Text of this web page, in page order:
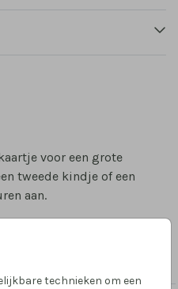
technieken om een
voor een grote
tweede kindje of een
aan.